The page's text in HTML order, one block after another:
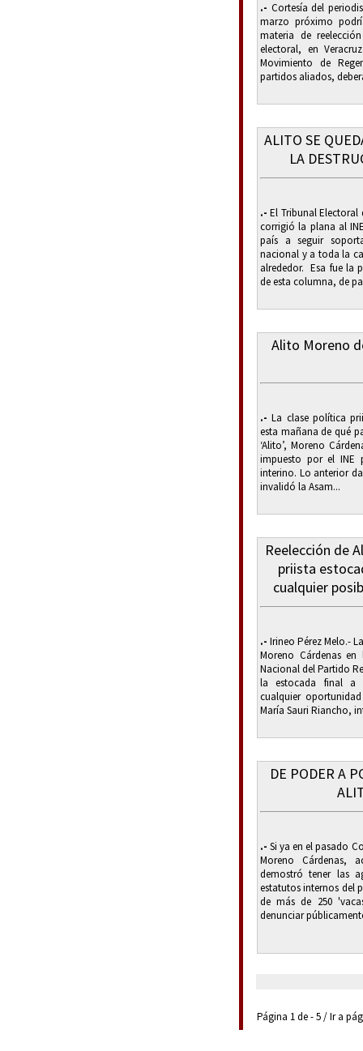
.- Cortesía del
marzo próximo
materia de
electoral, en
Movimiento de
partidos aliados,
ALITO SE
LA
.- El Tribunal Electoral
corrigió la plana al
país a seguir
nacional y a toda la
alrededor. Esa fue la
de esta columna, de
Alito Moreno
.- La clase política
esta mañana de qué
‘Alito’, Moreno
impuesto por el INE
interino. Lo anterior
invalidó la Asam...
Reelección de
priista
cualquier
.- Irineo Pérez Melo.-
Moreno Cárdenas
Nacional del Partido
la estocada final a
cualquier
María Sauri Riancho,
DE PODER A
.- Si ya en el pasado
Moreno Cárdenas,
demostró tener las
estatutos internos del
de más de 250
denunciar
Página 1 de - 5 / Ir a